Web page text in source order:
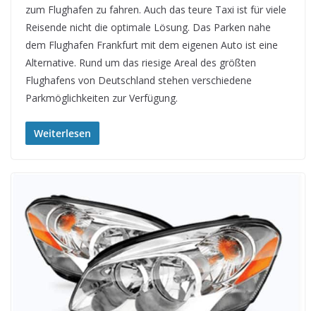
zum Flughafen zu fahren. Auch das teure Taxi ist für viele
Reisende nicht die optimale Lösung. Das Parken nahe
dem Flughafen Frankfurt mit dem eigenen Auto ist eine
Alternative. Rund um das riesige Areal des größten
Flughafens von Deutschland stehen verschiedene
Parkmöglichkeiten zur Verfügung.
Weiterlesen